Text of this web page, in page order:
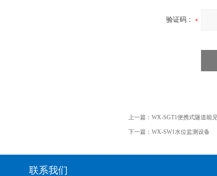
验证码：
上一篇： WX-SGT1便携式隧道能
下一篇： WX-SW1水位监测设备
联系我们